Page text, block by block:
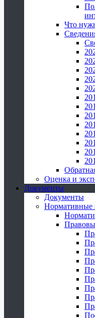
Что
Оценка и
Документы
Документы
Нормативные